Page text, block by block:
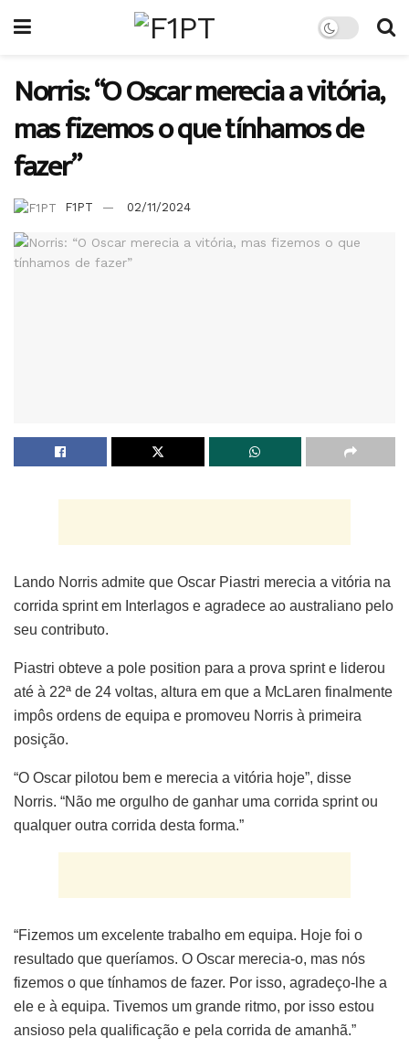
Norris: “O Oscar merecia a vitória,
mas fizemos o que tínhamos de
fazer”
F1PT 02/11/2024
Lando Norris admite que Oscar Piastri merecia a vitória na
corrida sprint em Interlagos e agradece ao australiano pelo
seu contributo.
Piastri obteve a pole position para a prova sprint e liderou
até à 22ª de 24 voltas, altura em que a McLaren finalmente
impôs ordens de equipa e promoveu Norris à primeira
posição.
“O Oscar pilotou bem e merecia a vitória hoje”, disse
Norris. “Não me orgulho de ganhar uma corrida sprint ou
qualquer outra corrida desta forma.”
“Fizemos um excelente trabalho em equipa. Hoje foi o
resultado que queríamos. O Oscar merecia-o, mas nós
fizemos o que tínhamos de fazer. Por isso, agradeço-lhe a
ele e à equipa. Tivemos um grande ritmo, por isso estou
ansioso pela qualificação e pela corrida de amanhã.”